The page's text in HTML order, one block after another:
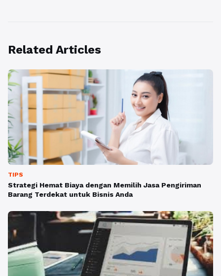
Related Articles
TIPS
Strategi Hemat Biaya dengan Memilih Jasa Pengiriman
Barang Terdekat untuk Bisnis Anda